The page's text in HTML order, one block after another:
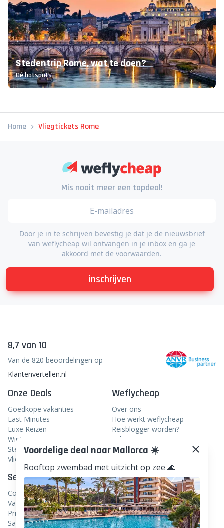
Stedentrip Rome, wat te doen?
Dé hotspots
Home Vliegtickets Rome
Mis nooit meer een topdeal!
Door je in te schrijven bevestig je dat je de nieuwsbrief
van weflycheap wil ontvangen in je inbox en ga je
akkoord met de voorwaarden.
inschrijven
8,7 van 10
Van de 820 beoordelingen op
Klantenvertellen.nl
Onze Deals
Goedkope vakanties
Last Minutes
Luxe Reizen
Wintersport
Stedentrips
Vliegtickets
Weflycheap
Over ons
Hoe werkt weflycheap
Reisblogger worden?
In het nieuws
Veelgestelde vragen
Service
Contact
Vacatures
Privacy
Samenwerken
Volg ons
Facebook
Instagram
Linkedin
Voordelige deal naar Mallorca ☀️
Rooftop zwembad met uitzicht op zee 🌊